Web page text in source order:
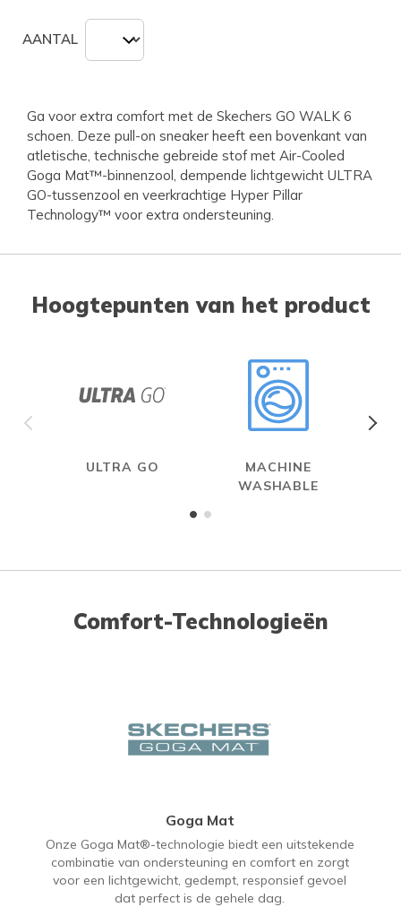
AANTAL
Ga voor extra comfort met de Skechers GO WALK 6
schoen. Deze pull-on sneaker heeft een bovenkant van
atletische, technische gebreide stof met Air-Cooled
Goga Mat™-binnenzool, dempende lichtgewicht ULTRA
GO-tussenzool en veerkrachtige Hyper Pillar
Technology™ voor extra ondersteuning.
Hoogtepunten van het product
ULTRA GO
MACHINE
WASHABLE
Comfort-Technologieën
Goga Mat
Onze Goga Mat®-technologie biedt een uitstekende
combinatie van ondersteuning en comfort en zorgt
voor een lichtgewicht, gedempt, responsief gevoel
dat perfect is de gehele dag.